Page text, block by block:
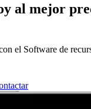
al mejor
el Software de